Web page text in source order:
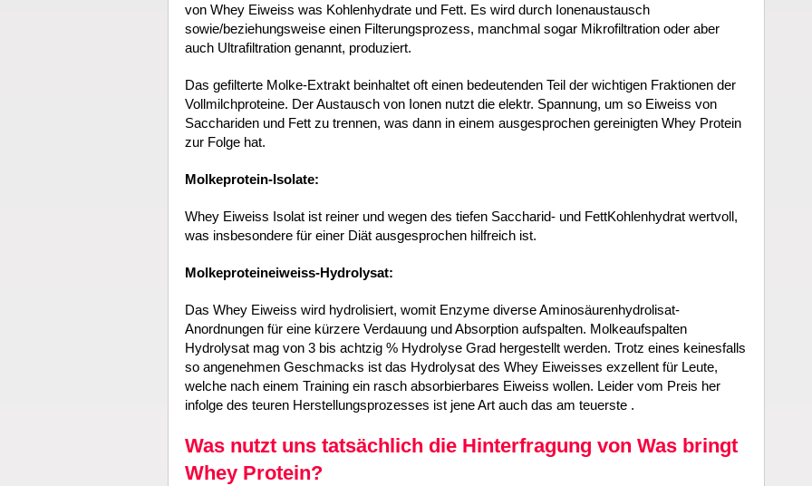
von Whey Eiweiss was Kohlenhydrate und Fett. Es wird durch Ionenaustausch
sowie/beziehungsweise einen Filterungsprozess, manchmal sogar Mikrofiltration oder aber
auch Ultrafiltration genannt, produziert.
Das gefilterte Molke-Extrakt beinhaltet oft einen bedeutenden Teil der wichtigen Fraktionen der
Vollmilchproteine. Der Austausch von Ionen nutzt die elektr. Spannung, um so Eiweiss von
Sacchariden und Fett zu trennen, was dann in einem ausgesprochen gereinigten Whey Protein
zur Folge hat.
Molkeprotein-Isolate:
Whey Eiweiss Isolat ist reiner und wegen des tiefen Saccharid- und FettKohlenhydrat wertvoll,
was insbesondere für einer Diät ausgesprochen hilfreich ist.
Molkeproteineiweiss-Hydrolysat:
Das Whey Eiweiss wird hydrolisiert, womit Enzyme diverse Aminosäurenhydrolisat-
Anordnungen für eine kürzere Verdauung und Absorption aufspalten. Molkeaufspalten
Hydrolysat mag von 3 bis achtzig % Hydrolyse Grad hergestellt werden. Trotz eines keinesfalls
so angenehmen Geschmacks ist das Hydrolysat des Whey Eiweisses exzellent für Leute,
welche nach einem Training ein rasch absorbierbares Eiweiss wollen. Leider vom Preis her
infolge des teuren Herstellungsprozesses ist jene Art auch das am teuerste .
Was nutzt uns tatsächlich die Hinterfragung von Was bringt
Whey Protein?